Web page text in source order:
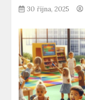
30 října, 2025